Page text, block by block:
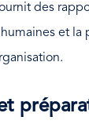
des
et la